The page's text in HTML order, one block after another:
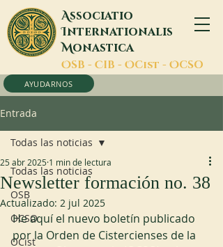
Associatio
Internationalis
Monastica
OSB - CIB - OCist - OCSO
AYUDARNOS
Entrada
Todas las noticias
OSB
OCSO
OCist
Todas las noticias
Newsletter formación no. 38
25 abr 2025 1 min de lectura
Actualizado: 2 jul 2025
He aquí el nuevo boletín publicado
por la Orden de Cistercienses de la